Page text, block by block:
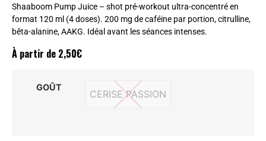
Shaaboom Pump Juice – shot pré-workout ultra-concentré en
format 120 ml (4 doses). 200 mg de caféine par portion, citrulline,
bêta-alanine, AAKG. Idéal avant les séances intenses.
À partir de 2,50€
GOÛT
CERISE PASSION
CERISE PASSION